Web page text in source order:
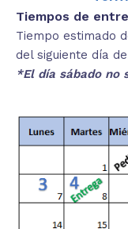
Tiempos de
Tiempo estimado
del siguiente día
*El día sábado no